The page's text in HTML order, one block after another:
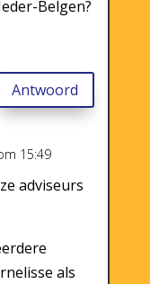
Belgen?
Antwoord
15:49
adviseurs
als